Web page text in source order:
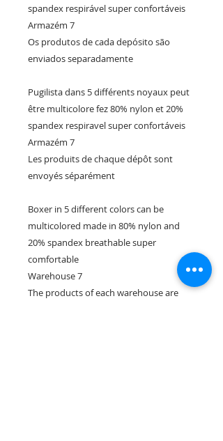
spandex respirável super confortáveis
Armazém 7
Os produtos de cada depósito são
enviados separadamente
Pugilista dans 5 différents noyaux peut
être multicolore fez 80% nylon et 20%
spandex respiravel super confortáveis
Armazém 7
Les produits de chaque dépôt sont
envoyés séparément
Boxer in 5 different colors can be
multicolored made in 80% nylon and
20% spandex breathable super
comfortable
Warehouse 7
The products of each warehouse are